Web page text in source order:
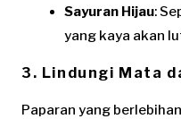
Sayuran Hijau:
yang kaya akan
3. Lindungi Mata
Paparan yang